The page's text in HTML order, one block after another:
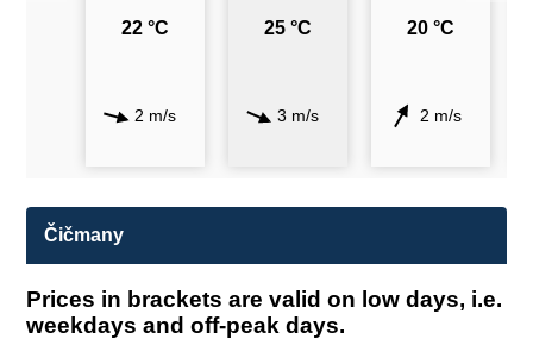
22 °C
2 m/s
25 °C
3 m/s
20 °C
2 m/s
Čičmany
Prices in brackets are valid on low days, i.e.
weekdays and off-peak days.